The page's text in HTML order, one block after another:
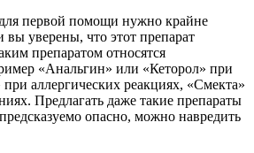
первой помощи нужно крайне
вы уверены, что этот препарат
препаратом относятся
«Анальгин» или «Кеторол» при
аллергических реакциях, «Смекта»
Предлагать даже такие препараты
опасно, можно навредить